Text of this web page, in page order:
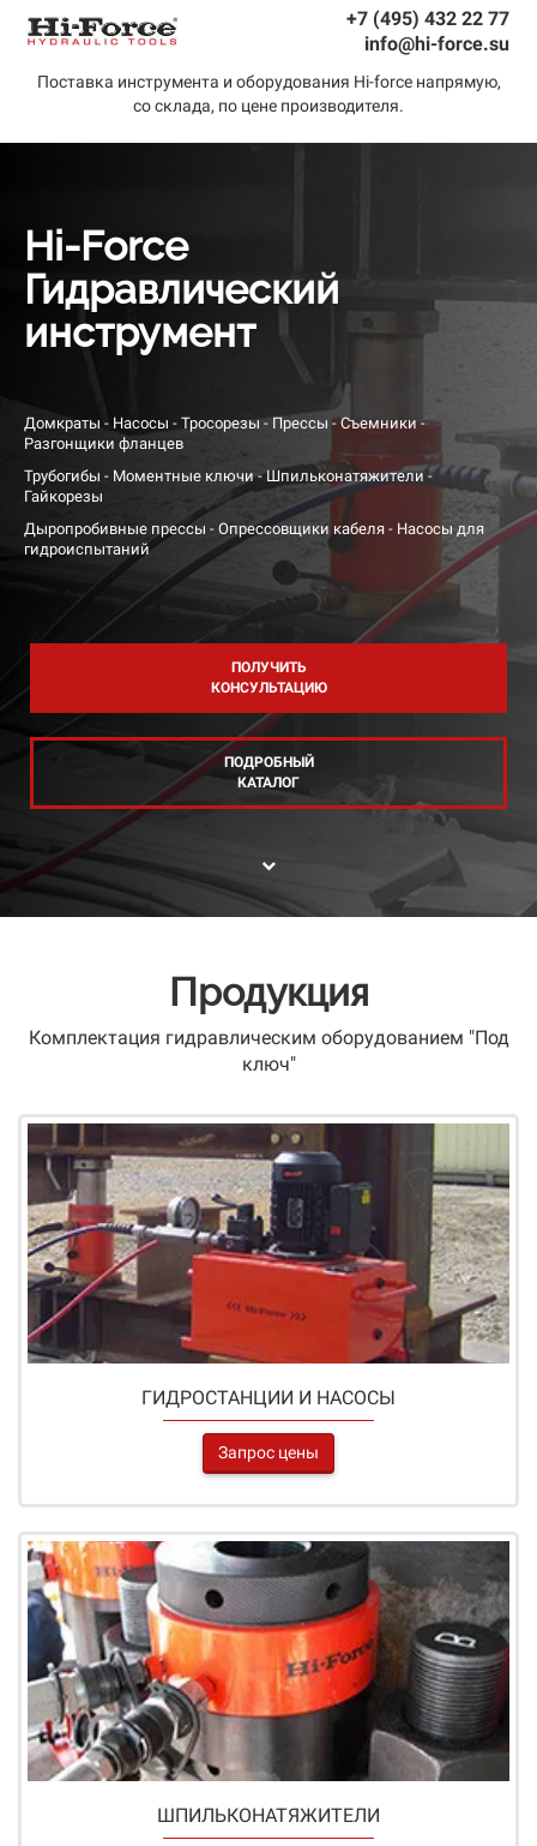
+7 (495) 432 22 77
info@hi-force.su
Поставка инструмента и оборудования Hi-force напрямую,
со склада, по цене производителя.
Hi-Force
Гидравлический
инструмент
Домкраты - Насосы - Тросорезы - Прессы - Съемники -
Разгонщики фланцев
Трубогибы - Моментные ключи - Шпильконатяжители -
Гайкорезы
Дыропробивные прессы - Опрессовщики кабеля - Насосы для
гидроиспытаний
ПОЛУЧИТЬ
КОНСУЛЬТАЦИЮ
ПОДРОБНЫЙ
КАТАЛОГ
Продукция
Комплектация гидравлическим оборудованием "Под
ключ"
ГИДРОСТАНЦИИ И НАСОСЫ
Запрос цены
ШПИЛЬКОНАТЯЖИТЕЛИ